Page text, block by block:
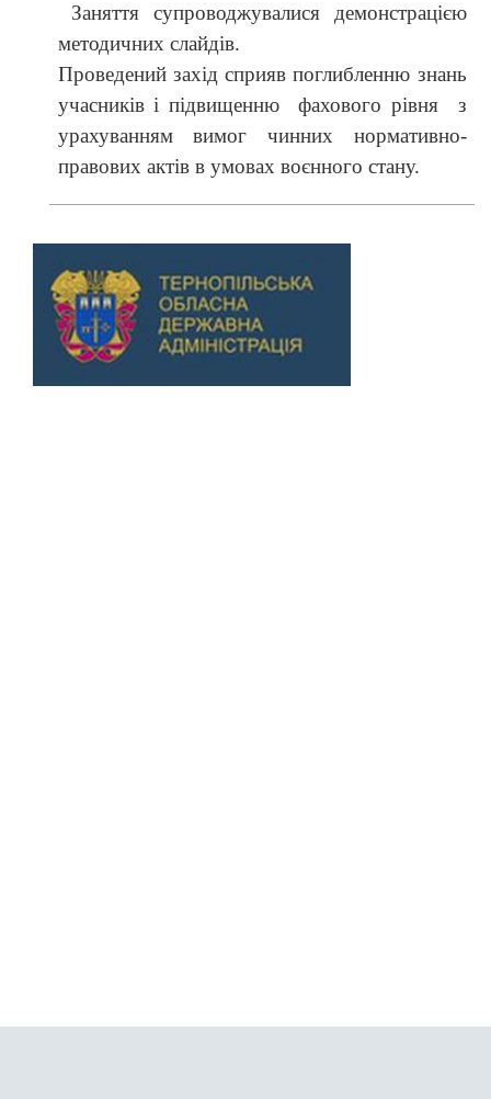
Заняття супроводжувалися демонстрацією
методичних слайдів.
Проведений захід сприяв поглибленню знань
учасників і підвищенню фахового рівня з
урахуванням вимог чинних нормативно-
правових актів в умовах воєнного стану.
Previous